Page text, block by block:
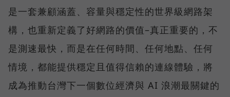
是一套兼顧涵蓋、容量與穩定性的世界級網路架
構，也重新定義了好網路的價值–真正重要的，不
是測速最快，而是在任何時間、任何地點、任何
情境，都能提供穩定且值得信賴的連線體驗，將
成為推動台灣下一個數位經濟與 AI 浪潮最關鍵的